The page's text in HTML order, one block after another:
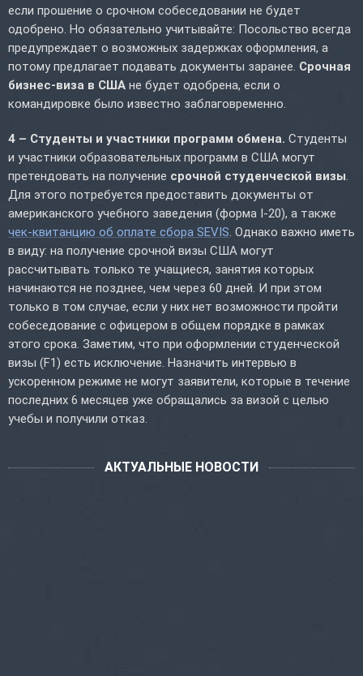
если прошение о срочном собеседовании не будет
одобрено. Но обязательно учитывайте: Посольство всегда
предупреждает о возможных задержках оформления, а
потому предлагает подавать документы заранее. Срочная
бизнес-виза в США не будет одобрена, если о
командировке было известно заблаговременно.
4 – Студенты и участники программ обмена. Студенты
и участники образовательных программ в США могут
претендовать на получение срочной студенческой визы
Для этого потребуется предоставить документы от
американского учебного заведения (форма I-20), а также
чек-квитанцию об оплате сбора SEVIS . Однако важно иметь
в виду: на получение срочной визы США могут
рассчитывать только те учащиеся, занятия которых
начинаются не позднее, чем через 60 дней. И при этом
только в том случае, если у них нет возможности пройти
собеседование с офицером в общем порядке в рамках
этого срока. Заметим, что при оформлении студенческой
визы (F1) есть исключение. Назначить интервью в
ускоренном режиме не могут заявители, которые в течение
последних 6 месяцев уже обращались за визой с целью
учебы и получили отказ.
АКТУАЛЬНЫЕ НОВОСТИ